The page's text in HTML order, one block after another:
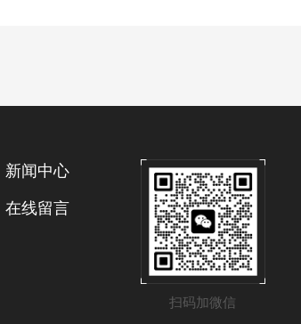
扫码加微信
新闻中心
在线留言